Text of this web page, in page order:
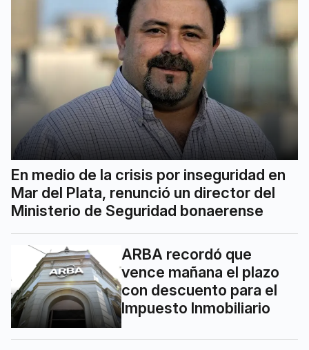
En medio de la crisis por inseguridad en
Mar del Plata, renunció un director del
Ministerio de Seguridad bonaerense
ARBA recordó que
vence mañana el plazo
con descuento para el
Impuesto Inmobiliario